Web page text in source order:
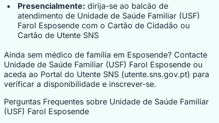
Presencialmente: dirija-se ao balcão de
atendimento de Unidade de Saúde Familiar (USF)
Farol Esposende com o Cartão de Cidadão ou
Cartão de Utente SNS
Ainda sem médico de família em Esposende? Contacte
Unidade de Saúde Familiar (USF) Farol Esposende ou
aceda ao Portal do Utente SNS (utente.sns.gov.pt) para
verificar a disponibilidade e inscrever-se.
Perguntas Frequentes sobre Unidade de Saúde Familiar
(USF) Farol Esposende